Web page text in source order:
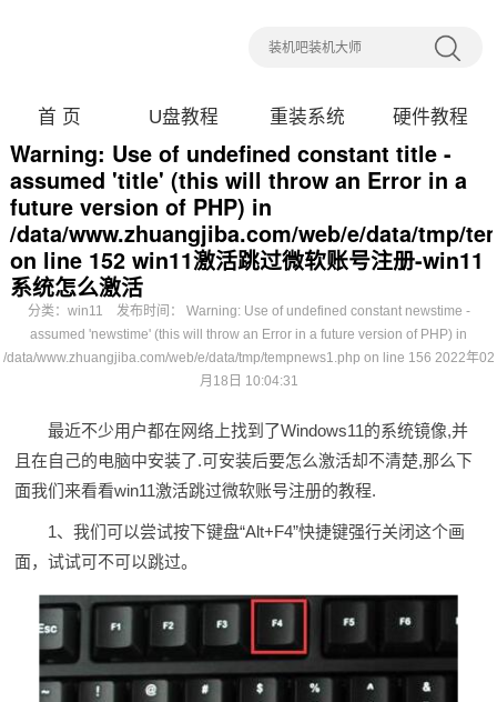
首 页 U盘教程 重装系统 硬件教程
Warning: Use of undefined constant title -
assumed 'title' (this will throw an Error in a
future version of PHP) in
/data/www.zhuangjiba.com/web/e/data/tmp/
on line 152 win11激活跳过微软账号注册-win11
系统怎么激活
分类： win11 发布时间： Warning: Use of undefined constant newstime -
assumed 'newstime' (this will throw an Error in a future version of PHP) in
/data/www.zhuangjiba.com/web/e/data/tmp/tempnews1.php on line 156 2022年02
月18日 10:04:31
最近不少用户都在网络上找到了Windows11的系统镜像,并
且在自己的电脑中安装了.可安装后要怎么激活却不清楚,那么下
面我们来看看win11激活跳过微软账号注册的教程.
1、我们可以尝试按下键盘“Alt+F4”快捷键强行关闭这个画
面，试试可不可以跳过。